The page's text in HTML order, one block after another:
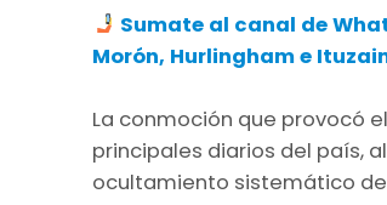
Sumate al canal de
Morón, Hurlingham e
La conmoción que provocó
principales diarios del país,
ocultamiento sistemático